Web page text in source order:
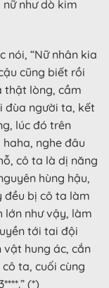
như dò kim
nói, “Nữ nhân kia
cũng biết rồi
thật lòng, cầm
đùa người ta, kết
lúc đó trên
nghe đâu
cô ta là dị năng
hùng hậu,
đều bị cô ta làm
lớn như vậy, làm
tới tai đội
vật hung ác, cắn
ta, cuối cùng
(*)